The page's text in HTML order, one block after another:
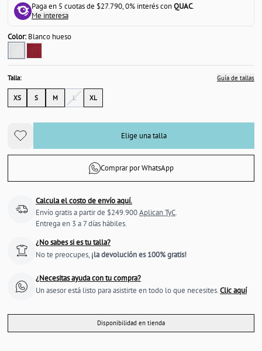
Paga en 5 cuotas de $27.790, 0% interés conQUAC.
Me interesa
Color:Blanco hueso
Talla: Guía de tallas
XS S M L XL
Elige una talla
Comprar por WhatsApp
Calcula el costo de envío aquí.
Envío gratis a partir de $249.900Aplican TyC.
Entrega en 3 a 7 días hábiles.
¿No sabes si es tu talla?
No te preocupes, ¡la devolución es 100% gratis!
¿Necesitas ayuda con tu compra?
Un asesor está listo para asistirte en todo lo que necesites.Clic aquí
Disponibilidad en tienda